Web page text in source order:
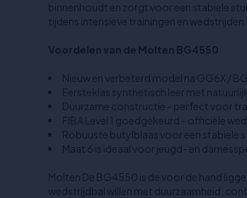
binnenhoudt en zorgt voor een stabiele
tijdens intensieve trainingen en
Voordelen van de Molten BG4550
Nieuw en verbeterd model na GG6X /
Eersteklas synthetisch leer met
Duurzame constructie - perfect voor
FIBA Level 1 goedgekeurd - officiële
Robuuste butylblaas voor een stabiele
Maat 6 is ideaal voor jeugd- en
Molten De BG4550 is de voor de hand
wedstrijdbal willen met duurzaamheid,